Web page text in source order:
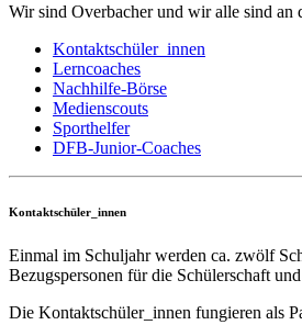
Wir sind Overbacher und wir alle sind an
Kontaktschüler_innen
Lerncoaches
Nachhilfe-Börse
Medienscouts
Sporthelfer
DFB-Junior-Coaches
Kontaktschüler_innen
Einmal im Schuljahr werden ca. zwölf
Bezugspersonen für die Schülerschaft
Die Kontaktschüler_innen fungieren als